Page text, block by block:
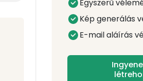
Egyszerű
Kép generálás
E-mail aláírás